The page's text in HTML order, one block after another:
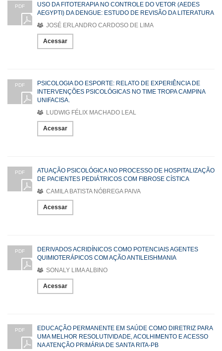
PDF
USO DA FITOTERAPIA NO CONTROLE DO VETOR (AEDES
AEGYPTI) DA DENGUE: ESTUDO DE REVISÃO DA LITERATURA
JOSÉ ERLANDRO CARDOSO DE LIMA
Acessar
PDF
PSICOLOGIA DO ESPORTE: RELATO DE EXPERIÊNCIA DE
INTERVENÇÕES PSICOLÓGICAS NO TIME TROPA CAMPINA
UNIFACISA.
LUDWIG FÉLIX MACHADO LEAL
Acessar
PDF
ATUAÇÃO PSICOLÓGICA NO PROCESSO DE HOSPITALIZAÇÃO
DE PACIENTES PEDIÁTRICOS COM FIBROSE CÍSTICA
CAMILA BATISTA NÓBREGA PAIVA
Acessar
PDF
DERIVADOS ACRIDÍNICOS COMO POTENCIAIS AGENTES
QUIMIOTERÁPICOS COM AÇÃO ANTILEISHMANIA
SONALY LIMA ALBINO
Acessar
PDF
EDUCAÇÃO PERMANENTE EM SAÚDE COMO DIRETRIZ PARA
UMA MELHOR RESOLUTIVIDADE, ACOLHIMENTO E ACESSO
NA ATENÇÃO PRIMÁRIA DE SANTA RITA-PB